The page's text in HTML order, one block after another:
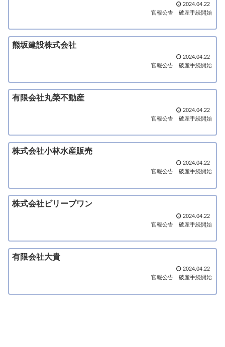
2024.04.22
官報公告
破産手続開始
熊坂建設株式会社
2024.04.22
官報公告
破産手続開始
有限会社丸榮不動産
2024.04.22
官報公告
破産手続開始
株式会社小林水産販売
2024.04.22
官報公告
破産手続開始
株式会社ビリーブワン
2024.04.22
官報公告
破産手続開始
有限会社大貴
2024.04.22
官報公告
破産手続開始